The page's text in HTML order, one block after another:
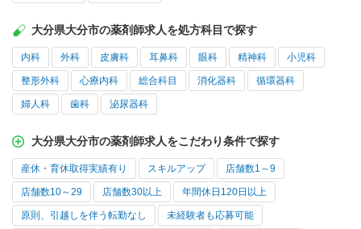
大分県大分市の薬剤師求人を処方科目で探す
内科 外科 皮膚科 耳鼻科 眼科 精神科 小児科
整形外科 心療内科 総合科目 消化器科 循環器科
婦人科 歯科 泌尿器科
大分県大分市の薬剤師求人をこだわり条件で探す
産休・育休取得実績有り スキルアップ 店舗数1～9
店舗数10～29 店舗数30以上 年間休日120日以上
原則、引越しを伴う転勤なし 未経験者も応募可能